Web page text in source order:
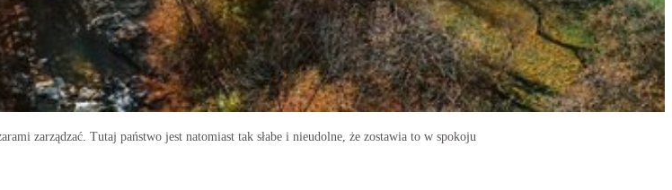
zarządzać. Tutaj państwo jest natomiast tak słabe i nieudolne, że zostawia to w spokoju